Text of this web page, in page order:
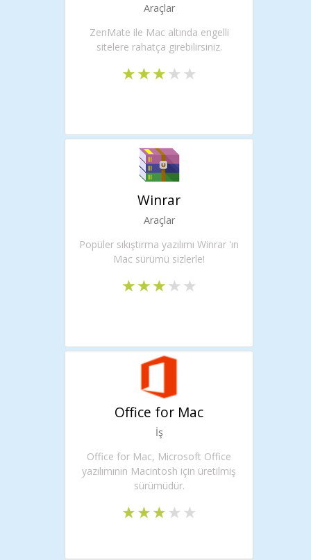
Araçlar
ZenMate ile Mac altında engelli
sitelere rahatça girebilirsiniz.
Winrar
Araçlar
Popüler sıkıştırma yazılımı Winrar 'ın
Mac sürümü sizlerle!
Office for Mac
İş
Office for Mac, Microsoft Office
yazılımının Macintosh için üretilmiş
sürümüdür.